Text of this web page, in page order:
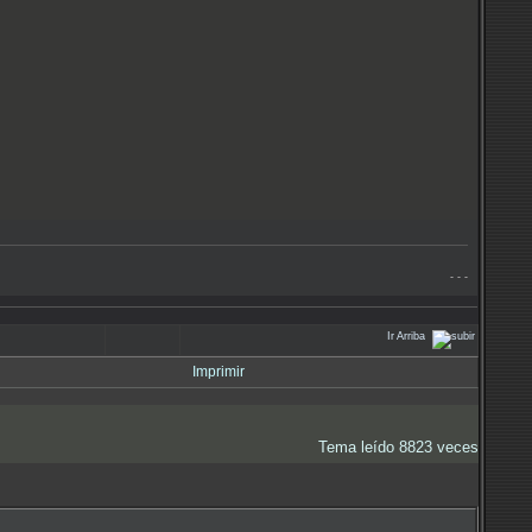
- - -
Ir Arriba
Imprimir
Tema leído 8823 veces